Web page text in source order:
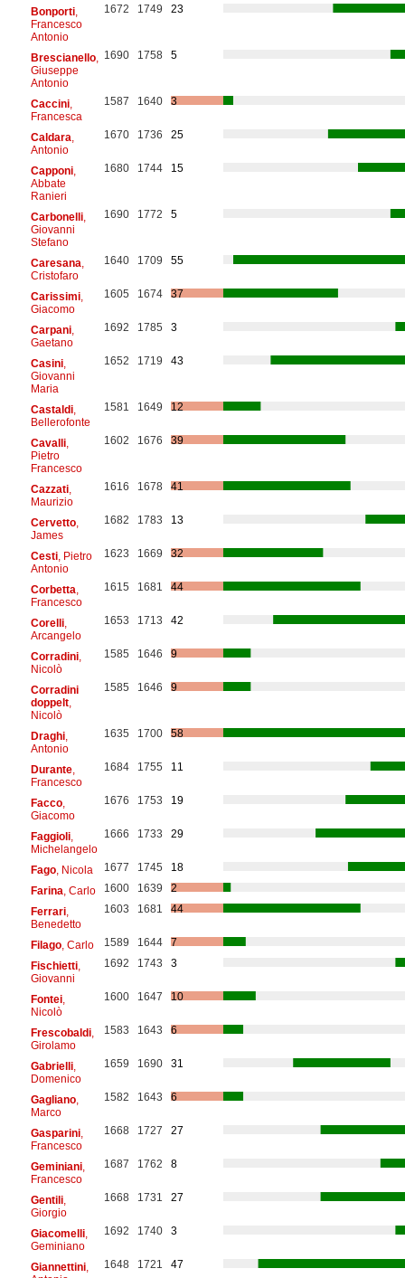
Bonporti,
Francesco
Antonio
1672 1749 23
Brescianello,
Giuseppe
Antonio
1690 1758 5
Caccini,
Francesca
1587 1640 3
Caldara
Antonio
1670 1736 25
Capponi,
Abbate
Ranieri
1680 1744 15
Carbonelli,
Giovanni
Stefano
1690 1772 5
Caresana
Cristofaro
1640 1709 55
Carissimi,
Giacomo
1605 1674 37
Carpani,
Gaetano
1692 1785 3
Casini,
Giovanni
Maria
1652 1719 43
Castaldi,
Bellerofonte
1581 1649 12
Cavalli,
Pietro
Francesco
1602 1676 39
Cazzati,
Maurizio
1616 1678 41
Cervetto,
James
1682 1783 13
Cesti, Pietro
Antonio
1623 1669 32
Corbetta
Francesco
1615 1681 44
Corelli,
Arcangelo
1653 1713 42
Corradini,
Nicolò
1585 1646 9
Corradini
doppelt,
Nicolò
1585 1646 9
Draghi,
Antonio
1635 1700 58
Durante,
Francesco
1684 1755 11
Facco,
Giacomo
1676 1753 19
Faggioli,
Michelangelo
1666 1733 29
Fago, Nicola 1677 1745
18
Farina , Carlo 1600 1639
2
Ferrari,
Benedetto
1603 1681 44
Filago, Carlo 1589 1644
7
Fischietti,
Giovanni
1692 1743 3
Fontei,
Nicolò
1600 1647 10
Frescobaldi,
Girolamo
1583 1643 6
Gabrielli,
Domenico
1659 1690 31
Gagliano,
Marco
1582 1643 6
Gasparini,
Francesco
1668 1727 27
Geminiani,
Francesco
1687 1762 8
Gentili,
Giorgio
1668 1731 27
Giacomelli,
Geminiano
1692 1740 3
Giannettini,
1648 1721 47